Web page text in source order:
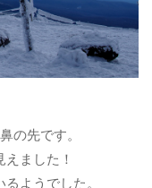
の先です。
ました！
ようでした。